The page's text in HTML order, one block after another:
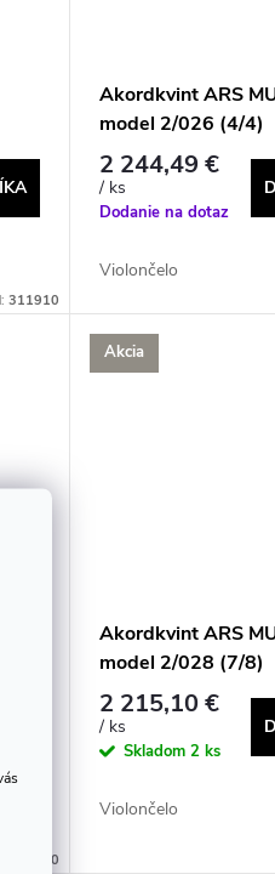
311910
Akordkvint ARS
model 2/026 (4/4)
2 244,49 €
/ ks
Dodanie na dotaz
Violončelo
311950
Akcia
Akordkvint ARS
model 2/028 (7/8)
2 215,10 €
/ ks
Skladom 2 ks
Violončelo